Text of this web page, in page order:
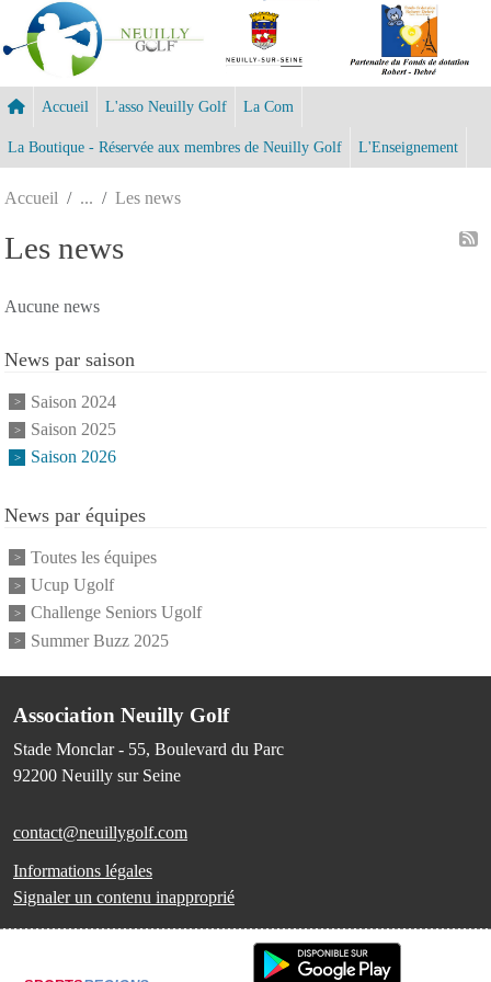
Accueil L'asso Neuilly Golf La Com
La Boutique - Réservée aux membres de Neuilly Golf L'Enseignement
Accueil Les news
Les news
Aucune news
News par saison
Saison 2024
Saison 2025
Saison 2026
News par équipes
Toutes les équipes
Ucup Ugolf
Challenge Seniors Ugolf
Summer Buzz 2025
Association Neuilly Golf
Stade Monclar - 55, Boulevard du Parc
92200 Neuilly sur Seine
contact@neuillygolf.com
Informations légales
Signaler un contenu inapproprié
Panneau de gestion des cookies